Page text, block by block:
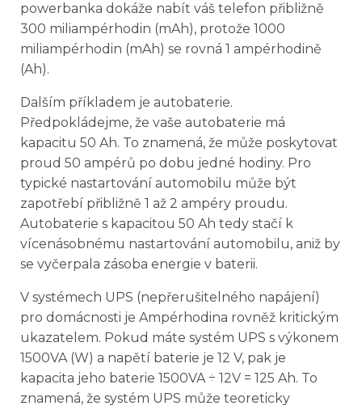
powerbanka dokáže nabít váš telefon přibližně
300 miliampérhodin (mAh), protože 1000
miliampérhodin (mAh) se rovná 1 ampérhodině
(Ah).
Dalším příkladem je autobaterie.
Předpokládejme, že vaše autobaterie má
kapacitu 50 Ah. To znamená, že může poskytovat
proud 50 ampérů po dobu jedné hodiny. Pro
typické nastartování automobilu může být
zapotřebí přibližně 1 až 2 ampéry proudu.
Autobaterie s kapacitou 50 Ah tedy stačí k
vícenásobnému nastartování automobilu, aniž by
se vyčerpala zásoba energie v baterii.
V systémech UPS (nepřerušitelného napájení)
pro domácnosti je Ampérhodina rovněž kritickým
ukazatelem. Pokud máte systém UPS s výkonem
1500VA (W) a napětí baterie je 12 V, pak je
kapacita jeho baterie 1500VA ÷ 12V = 125 Ah. To
znamená, že systém UPS může teoreticky